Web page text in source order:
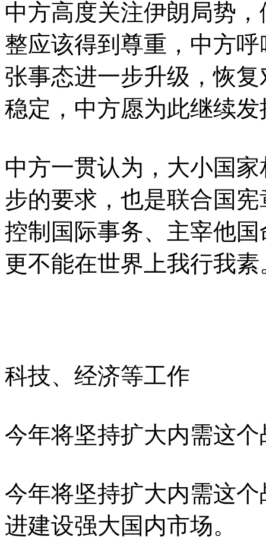
中方高度关注伊朗局势
整应该得到尊重，中方
张事态进一步升级，恢
稳定，中方愿为此继续
中方一贯认为，大小国
步的要求，也是联合国
控制国际事务、主宰他
更不能在世界上我行我素
科技、经济等工作
今年将坚持扩大内需这
今年将坚持扩大内需这
进建设强大国内市场。